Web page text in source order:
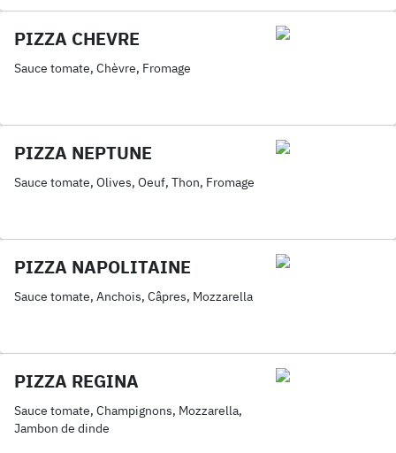
PIZZA CHEVRE
Sauce tomate, Chèvre, Fromage
PIZZA NEPTUNE
Sauce tomate, Olives, Oeuf, Thon, Fromage
PIZZA NAPOLITAINE
Sauce tomate, Anchois, Câpres, Mozzarella
PIZZA REGINA
Sauce tomate, Champignons, Mozzarella,
Jambon de dinde